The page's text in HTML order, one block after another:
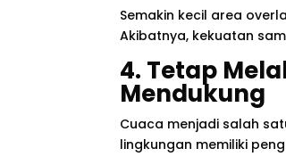
Semakin kecil area
Akibatnya, kekuatan
4. Tetap
Mendukung
Cuaca menjadi salah
lingkungan memiliki